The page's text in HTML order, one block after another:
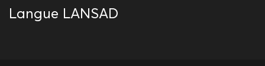
Langue LANSAD